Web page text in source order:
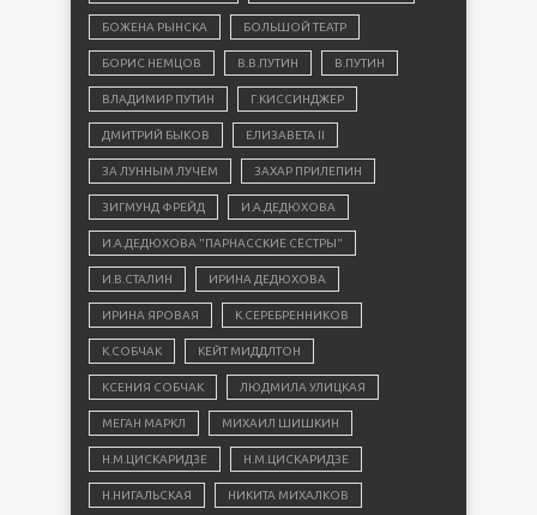
БОЖЕНА РЫНСКА БОЛЬШОЙ ТЕАТР
БОРИС НЕМЦОВ В.В.ПУТИН В.ПУТИН
ВЛАДИМИР ПУТИН Г.КИССИНДЖЕР
ДМИТРИЙ БЫКОВ ЕЛИЗАВЕТА II
ЗА ЛУННЫМ ЛУЧЕМ ЗАХАР ПРИЛЕПИН
ЗИГМУНД ФРЕЙД И.А.ДЕДЮХОВА
И.А.ДЕДЮХОВА "ПАРНАССКИЕ СЁСТРЫ"
И.В.СТАЛИН ИРИНА ДЕДЮХОВА
ИРИНА ЯРОВАЯ К.СЕРЕБРЕННИКОВ
К.СОБЧАК КЕЙТ МИДДЛТОН
КСЕНИЯ СОБЧАК ЛЮДМИЛА УЛИЦКАЯ
МЕГАН МАРКЛ МИХАИЛ ШИШКИН
Н.М.ЦИСКАРИДЗЕ Н.М.ЦИСКАРИДЗЕ
Н.НИГАЛЬСКАЯ НИКИТА МИХАЛКОВ